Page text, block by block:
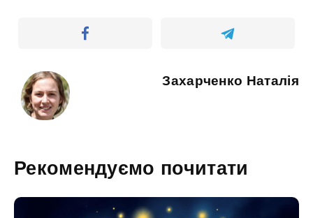
Захарченко Наталія
Рекомендуємо почитати